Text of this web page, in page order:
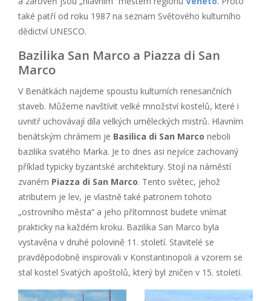
také patří od roku 1987 na seznam Světového kulturního
dědictví UNESCO.
Bazilika San Marco a Piazza di San
Marco
V Benátkách najdeme spoustu kulturních renesančních
staveb. Můžeme navštívit velké množství kostelů, které i
uvnitř uchovávají díla velkých uměleckých mistrů. Hlavním
benátským chrámem je Basilica di San Marco neboli
bazilika svatého Marka. Je to dnes asi nejvíce zachovaný
příklad typicky byzantské architektury. Stojí na náměstí
zvaném Piazza di San Marco. Tento světec, jehož
atributem je lev, je vlastně také patronem tohoto
„ostrovního města“ a jeho přítomnost budete vnímat
prakticky na každém kroku. Bazilika San Marco byla
vystavěna v druhé polovině 11. století. Stavitelé se
pravděpodobně inspirovali v Konstantinopoli a vzorem se
stal kostel Svatých apoštolů, který byl zničen v 15. století.